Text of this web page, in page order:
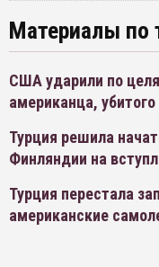
Материалы по
США ударили по
американца,
Турция решила
Финляндии на
Турция перестала
американские